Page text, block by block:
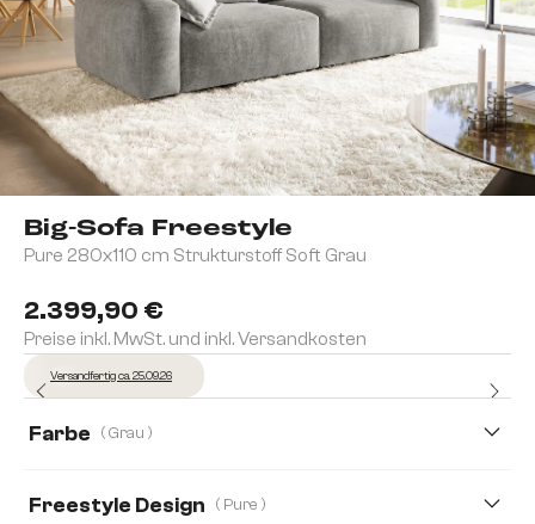
Big-Sofa Freestyle
Pure 280x110 cm Strukturstoff Soft Grau
2.399,90 €
Preise inkl. MwSt. und inkl. Versandkosten
Versandfertig ca. 25.09.26
Farbe ( Grau )
Freestyle Design ( Pure )